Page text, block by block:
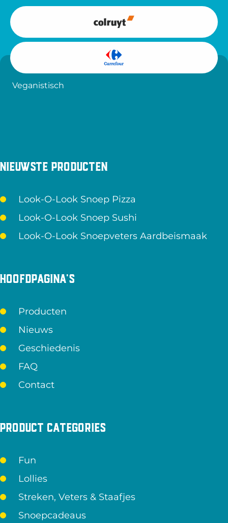
Veganistisch
Nieuwste producten
Look-O-Look Snoep Pizza
Look-O-Look Snoep Sushi
Look-O-Look Snoepveters Aardbeismaak
Hoofdpagina's
Producten
Nieuws
Geschiedenis
FAQ
Contact
Product categories
Fun
Lollies
Streken, Veters & Staafjes
Snoepcadeaus